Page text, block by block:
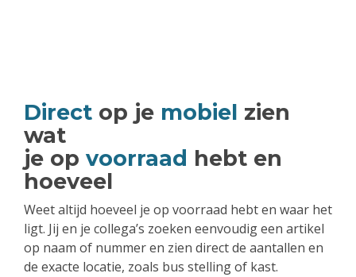
Direct op je mobiel zien
wat
je op voorraad hebt en
hoeveel
Weet altijd hoeveel je op voorraad hebt en waar het
ligt. Jij en je collega’s zoeken eenvoudig een artikel
op naam of nummer en zien direct de aantallen en
de exacte locatie, zoals bus stelling of kast.